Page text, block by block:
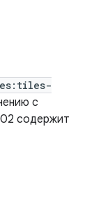
с
содержит